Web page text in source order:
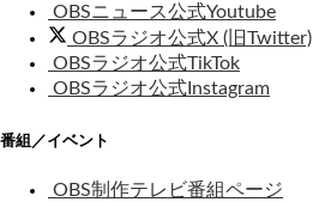
OBSニュース公式Youtube
OBSラジオ公式X (旧Twitter)
OBSラジオ公式TikTok
OBSラジオ公式Instagram
番組／イベント
OBS制作テレビ番組ページ